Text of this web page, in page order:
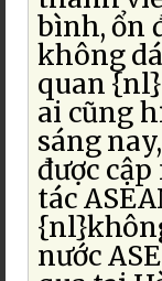
bình, ổn
không
quan
ai cũng
sáng
được
tác
nước